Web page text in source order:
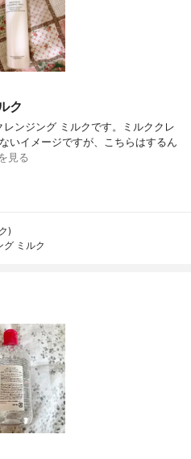
ク
ンジング ミルクです。ミルククレ
いイメージですが、こちらはするん
見る
)
グ ミルク